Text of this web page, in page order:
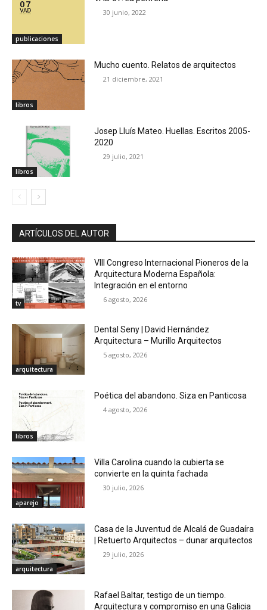
publicaciones
30 junio, 2022
libros
Mucho cuento. Relatos de arquitectos
21 diciembre, 2021
libros
Josep Lluís Mateo. Huellas. Escritos 2005-
2020
29 julio, 2021
ARTÍCULOS DEL AUTOR
tv
VIII Congreso Internacional Pioneros de la
Arquitectura Moderna Española:
Integración en el entorno
6 agosto, 2026
arquitectura
Dental Seny | David Hernández
Arquitectura – Murillo Arquitectos
5 agosto, 2026
libros
Poética del abandono. Siza en Panticosa
4 agosto, 2026
aparejo
Villa Carolina cuando la cubierta se
convierte en la quinta fachada
30 julio, 2026
arquitectura
Casa de la Juventud de Alcalá de Guadaíra
| Retuerto Arquitectos – dunar arquitectos
29 julio, 2026
Rafael Baltar, testigo de un tiempo.
Arquitectura y compromiso en una Galicia